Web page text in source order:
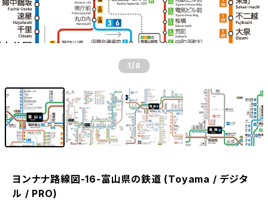
1 /8
ヨンナナ路線図-16-富山県の鉄道 (Toyama / デジタ
ル / PRO)